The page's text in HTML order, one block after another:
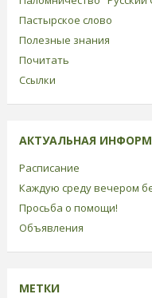
Пастырское слово
Полезные знания
Почитать
Ссылки
АКТУАЛЬНАЯ
Расписание
Каждую среду вечером
Просьба о помощи!
Объявления
МЕТКИ